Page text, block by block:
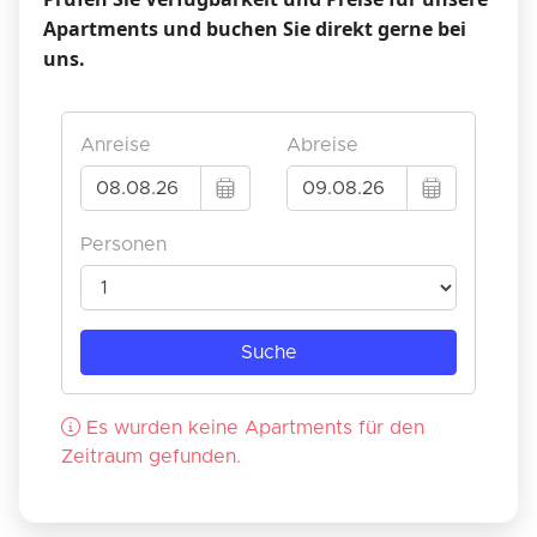
Apartments und buchen Sie direkt gerne bei
uns.